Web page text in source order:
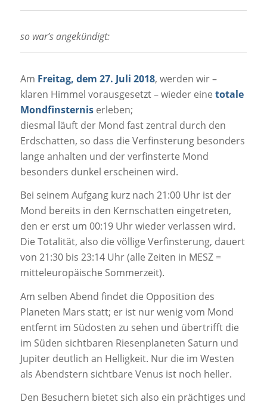
so war’s angekündigt:
Am Freitag, dem 27. Juli 2018, werden wir –
klaren Himmel vorausgesetzt – wieder eine totale
Mondfinsterniserleben;
diesmal läuft der Mond fast zentral durch den
Erdschatten, so dass die Verfinsterung besonders
lange anhalten und der verfinsterte Mond
besonders dunkel erscheinen wird.
Bei seinem Aufgang kurz nach 21:00 Uhr ist der
Mond bereits in den Kernschatten eingetreten,
den er erst um 00:19 Uhr wieder verlassen wird.
Die Totalität, also die völlige Verfinsterung, dauert
von 21:30 bis 23:14 Uhr (alle Zeiten in MESZ =
mitteleuropäische Sommerzeit).
Am selben Abend findet die Opposition des
Planeten Mars statt; er ist nur wenig vom Mond
entfernt im Südosten zu sehen und übertrifft die
im Süden sichtbaren Riesenplaneten Saturn und
Jupiter deutlich an Helligkeit. Nur die im Westen
als Abendstern sichtbare Venus ist noch heller.
Den Besuchern bietet sich also ein prächtiges und